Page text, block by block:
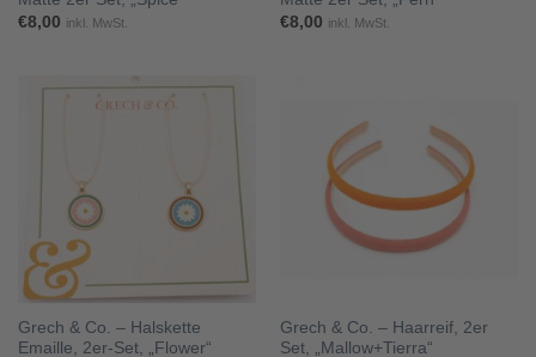
€8,00 inkl. MwSt.
€8,00 inkl. MwSt.
Grech & Co. – Halskette
Emaille, 2er-Set, „Flower“
Grech & Co. – Haarreif, 2er
Set, „Mallow+Tierra“